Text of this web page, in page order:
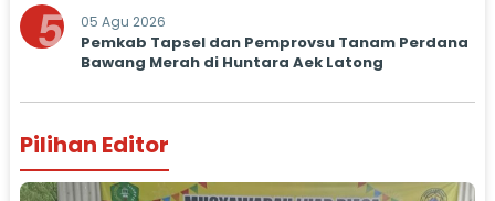
5 05 Agu 2026
Pemkab Tapsel dan Pemprovsu Tanam Perdana
Bawang Merah di Huntara Aek Latong
Pilihan Editor